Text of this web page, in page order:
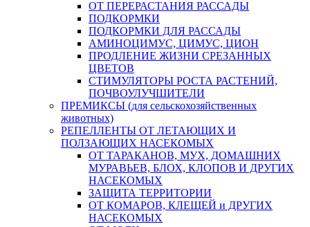
ОТ ПЕРЕРАСТАНИЯ РАССАДЫ
ПОДКОРМКИ
ПОДКОРМКИ ДЛЯ РАССАДЫ
АМИНОЦИМУС, ЦИМУС, ЦИОН
ПРОДЛЕНИЕ ЖИЗНИ СРЕЗАННЫХ
ЦВЕТОВ
СТИМУЛЯТОРЫ РОСТА РАСТЕНИЙ,
ПОЧВОУЛУЧШИТЕЛИ
ПРЕМИКСЫ (для сельскохозяйственных
животных)
РЕПЕЛЛЕНТЫ ОТ ЛЕТАЮЩИХ И
ПОЛЗАЮЩИХ НАСЕКОМЫХ
ОТ ТАРАКАНОВ, МУХ, ДОМАШНИХ
МУРАВЬЕВ, БЛОХ, КЛОПОВ И ДРУГИХ
НАСЕКОМЫХ
ЗАЩИТА ТЕРРИТОРИИ
ОТ КОМАРОВ, КЛЕЩЕЙ и ДРУГИХ
НАСЕКОМЫХ